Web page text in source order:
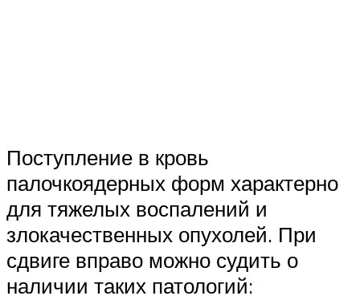
Поступление в кровь
палочкоядерных форм характерно
для тяжелых воспалений и
злокачественных опухолей. При
сдвиге вправо можно судить о
наличии таких патологий: